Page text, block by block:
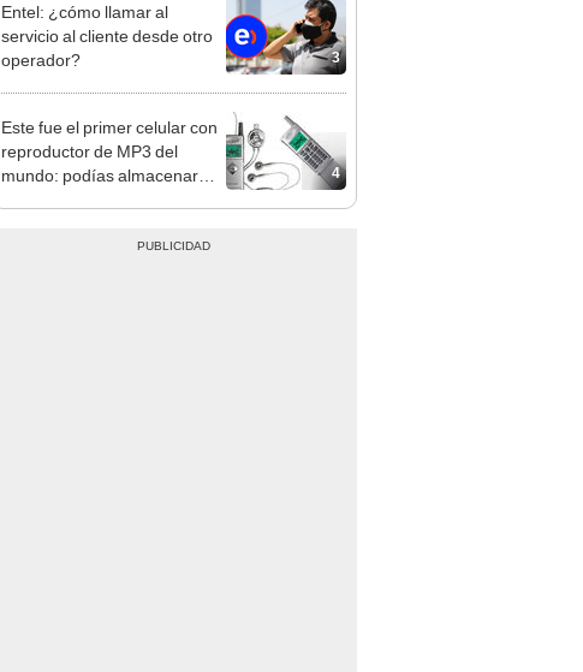
3
Entel: ¿cómo llamar al
servicio al cliente desde otro
operador?
4
Este fue el primer celular con
reproductor de MP3 del
mundo: podías almacenar